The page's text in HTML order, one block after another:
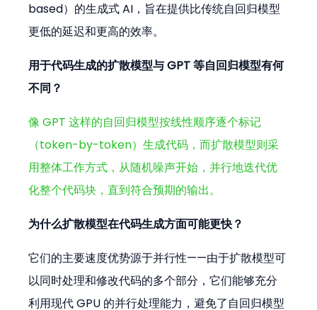
based）的生成式 AI，旨在提供比传统自回归模型
更低的延迟和更高的效率。
用于代码生成的扩散模型与 GPT 等自回归模型有何
不同？
像 GPT 这样的自回归模型按线性顺序逐个标记
（token-by-token）生成代码，而扩散模型则采
用整体工作方式，从随机噪声开始，并行地迭代优
化整个代码块，直到符合预期的输出。
为什么扩散模型在代码生成方面可能更快？
它们的主要速度优势源于并行性——由于扩散模型可
以同时处理和修改代码的多个部分，它们能够充分
利用现代 GPU 的并行处理能力，避免了自回归模型